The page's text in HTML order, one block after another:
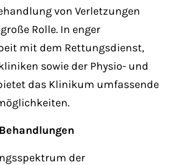
von Verletzungen
Rolle. In enger
mit dem Rettungsdienst,
sowie der Physio- und
das Klinikum umfassende
der